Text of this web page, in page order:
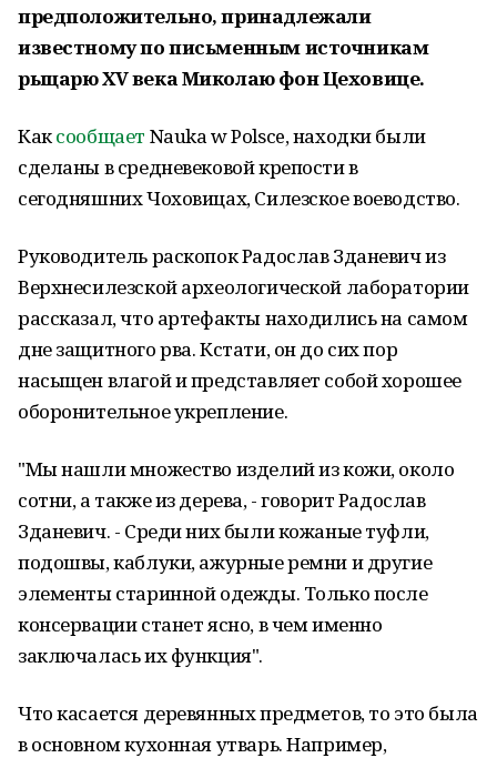
предположительно, принадлежали
известному по письменным источникам
рыцарю XV века Миколаю фон Цеховице.
Каксообщает Nauka w Polsce, находки были
сделаны в средневековой крепости в
сегодняшних Чоховицах, Силезское воеводство.
Руководитель раскопок Радослав Зданевич из
Верхнесилезской археологической лаборатории
рассказал, что артефакты находились на самом
дне защитного рва. Кстати, он до сих пор
насыщен влагой и представляет собой хорошее
оборонительное укрепление.
"Мы нашли множество изделий из кожи, около
сотни, а также из дерева, - говорит Радослав
Зданевич. - Среди них были кожаные туфли,
подошвы, каблуки, ажурные ремни и другие
элементы старинной одежды. Только после
консервации станет ясно, в чем именно
заключалась их функция".
Что касается деревянных предметов, то это была
в основном кухонная утварь. Например,